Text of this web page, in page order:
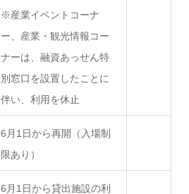
※産業イベントコーナ
ー、産業・観光情報コー
ナーは、融資あっせん特
別窓口を設置したことに
伴い、利用を休止
6月1日から再開（入場制
限あり）
6月1日から貸出施設の利